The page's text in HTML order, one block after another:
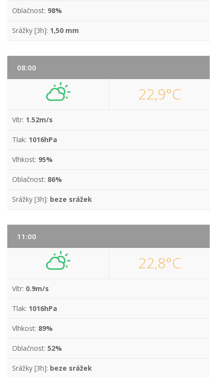
Oblačnost: 98%
Srážky [3h]: 1,50 mm
08:00
22,9°C
Vítr: 1.52m/s
Tlak: 1016hPa
Vlhkost: 95%
Oblačnost: 86%
Srážky [3h]: beze srážek
11:00
22,8°C
Vítr: 0.9m/s
Tlak: 1016hPa
Vlhkost: 89%
Oblačnost: 52%
Srážky [3h]: beze srážek